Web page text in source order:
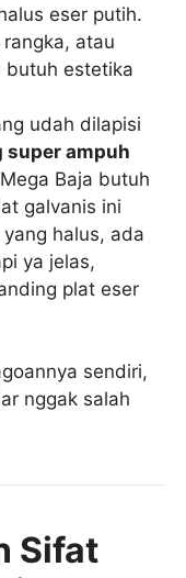
eser putih.
atau
butuh estetika
udah dilapisi
super ampuh
Baja butuh
galvanis ini
halus, ada
ya jelas,
plat eser
sendiri,
nggak salah
Sifat